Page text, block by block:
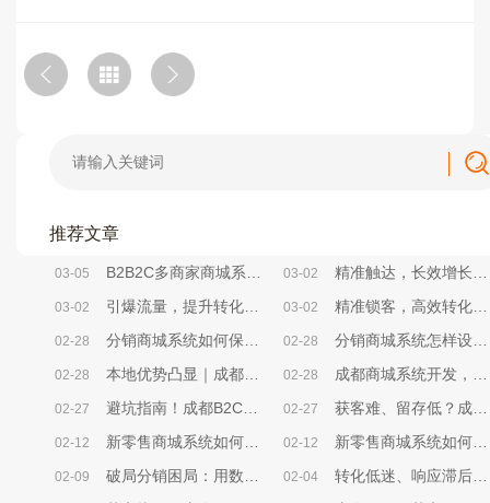
推荐文章
03-05 B2B2C多商家商城系统，帮你砍掉80%无效运营成本 03-02 精准触达，长效增长——成都小程序商城系统精准营销方法解析
03-02 引爆流量，提升转化——成都小程序商城系统活动策划实战方案 03-02 精准锁客，高效转化——成都小程序商城系统社群搭建全攻略
02-28 分销商城系统如何保证用户获得良好使用体验？ 02-28 分销商城系统怎样设计用户引导与转化率提升策略？
02-28 本地优势凸显｜成都商城系统开发，选对本地服务商少走90%弯路 02-28 成都商城系统开发，中小企业别再为“无效开发”浪费成本
02-27 避坑指南！成都B2C商城系统选型，本地企业必看的核心要点 02-27 获客难、留存低？成都B2C商城系统帮本地企业破局电商困局
02-12 新零售商城系统如何开展限时秒杀营销活动？ 02-12 新零售商城系统如何开展优惠券营销活动？
02-09 破局分销困局：用数据分析解锁商城增长密码 02-04
转化低迷、响应滞后、决策盲目？B2C商城系统激活企业增效新动能